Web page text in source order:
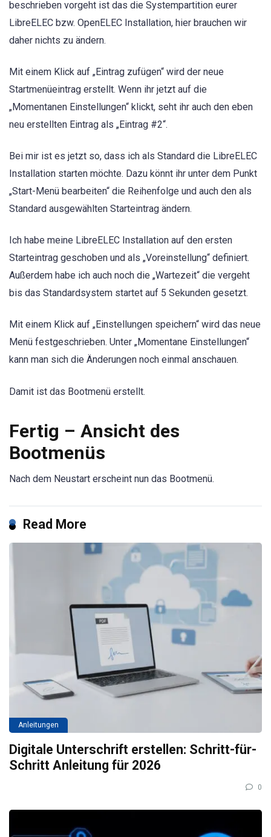
beschrieben vorgeht ist das die Systempartition eurer
LibreELEC bzw. OpenELEC Installation, hier brauchen wir
daher nichts zu ändern.
Mit einem Klick auf „Eintrag zufügen“ wird der neue
Startmenüeintrag erstellt. Wenn ihr jetzt auf die
„Momentanen Einstellungen“ klickt, seht ihr auch den eben
neu erstellten Eintrag als „Eintrag #2“.
Bei mir ist es jetzt so, dass ich als Standard die LibreELEC
Installation starten möchte. Dazu könnt ihr unter dem Punkt
„Start-Menü bearbeiten“ die Reihenfolge und auch den als
Standard ausgewählten Starteintrag ändern.
Ich habe meine LibreELEC Installation auf den ersten
Starteintrag geschoben und als „Voreinstellung“ definiert.
Außerdem habe ich auch noch die „Wartezeit“ die vergeht
bis das Standardsystem startet auf 5 Sekunden gesetzt.
Mit einem Klick auf „Einstellungen speichern“ wird das neue
Menü festgeschrieben. Unter „Momentane Einstellungen“
kann man sich die Änderungen noch einmal anschauen.
Damit ist das Bootmenü erstellt.
Fertig – Ansicht des
Bootmenüs
Nach dem Neustart erscheint nun das Bootmenü.
Read More
Anleitungen
Digitale Unterschrift erstellen: Schritt-für-
Schritt Anleitung für 2026
0